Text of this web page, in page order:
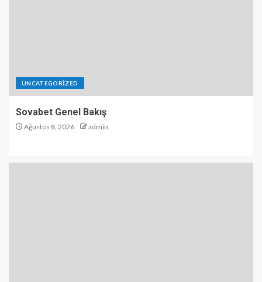
UNCATEGORIZED
Sovabet Genel Bakış
Ağustos 8, 2026 admin